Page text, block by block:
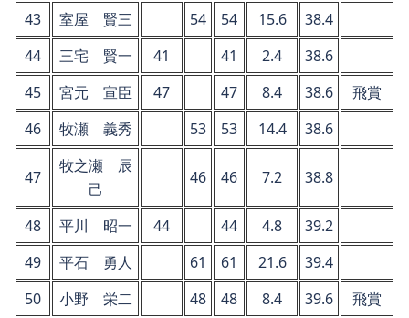
43
室屋 賢三 54 54 15.6
38.4
44
三宅 賢一 41 41 2.4
38.6
45
宮元 宣臣 47 47 8.4 38.6
飛賞
46
牧瀬 義秀 53 53 14.4 38.6
47
牧之瀬 辰
己
46 46 7.2 38.8
48 平川 昭一 44 44 4.8
39.2
49
平石 勇人 61 61 21.6
39.4
50
小野 栄二 48 48 8.4 39.6 飛賞